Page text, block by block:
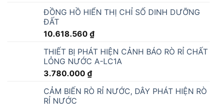
ĐỒNG HỒ HIỂN THỊ CHỈ SỐ DINH DƯỠNG
ĐẤT
10.618.560 ₫
THIẾT BỊ PHÁT HIỆN CẢNH BÁO RÒ RỈ CHẤT
LỎNG NƯỚC A-LC1A
3.780.000 ₫
CẢM BIẾN RÒ RỈ NƯỚC, DÂY PHÁT HIỆN RÒ
RỈ NƯỚC